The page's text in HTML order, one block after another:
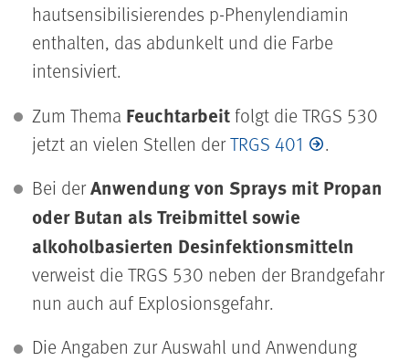
hautsensibilisierendes p-Phenylendiamin
enthalten, das abdunkelt und die Farbe
intensiviert.
Zum Thema Feuchtarbeit folgt die TRGS 530
jetzt an vielen Stellen derTRGS 401
.
Bei derAnwendung von Sprays mit Propan
oder Butan als Treibmittel sowie
alkoholbasierten Desinfektionsmitteln
verweist die TRGS 530 neben der Brandgefahr
nun auch auf Explosionsgefahr.
Die Angaben zur Auswahl und Anwendung